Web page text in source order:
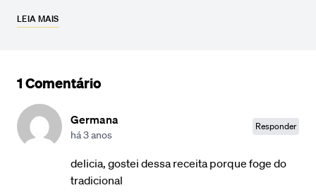
LEIA MAIS
1 Comentário
Germana
há 3 anos
Responder
delicia, gostei dessa receita porque foge do
tradicional